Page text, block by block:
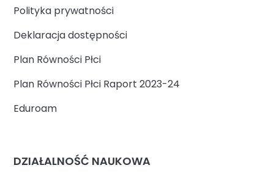
Polityka prywatności
Deklaracja dostępności
Plan Równości Płci
Plan Równości Płci Raport 2023-24
Eduroam
DZIAŁALNOŚĆ NAUKOWA